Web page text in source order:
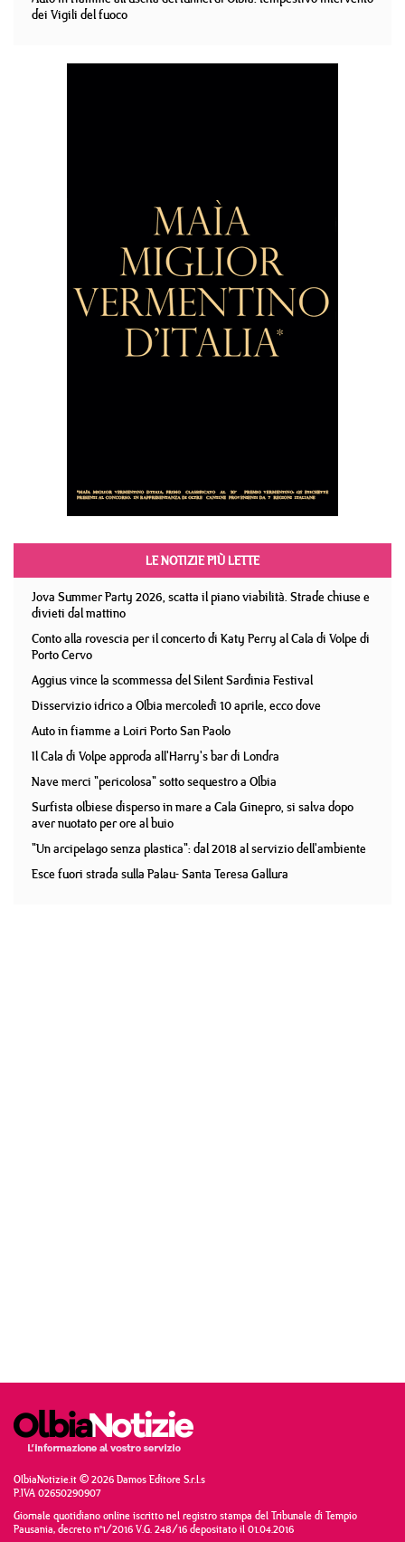
dei Vigili del fuoco
LE NOTIZIE PIÙ LETTE
Jova Summer Party 2026, scatta il piano viabilità. Strade chiuse e
divieti dal mattino
Conto alla rovescia per il concerto di Katy Perry al Cala di Volpe di
Porto Cervo
Aggius vince la scommessa del Silent Sardinia Festival
Disservizio idrico a Olbia mercoledì 10 aprile, ecco dove
Auto in fiamme a Loiri Porto San Paolo
Il Cala di Volpe approda all'Harry's bar di Londra
Nave merci "pericolosa" sotto sequestro a Olbia
Surfista olbiese disperso in mare a Cala Ginepro, si salva dopo
aver nuotato per ore al buio
"Un arcipelago senza plastica": dal 2018 al servizio dell'ambiente
Esce fuori strada sulla Palau- Santa Teresa Gallura
OlbiaNotizie.it © 2026 Damos Editore S.r.l.s
P.IVA 02650290907
Giornale quotidiano online iscritto nel registro stampa del Tribunale di Tempio
Pausania, decreto n°1/2016 V.G. 248/16 depositato il 01.04.2016